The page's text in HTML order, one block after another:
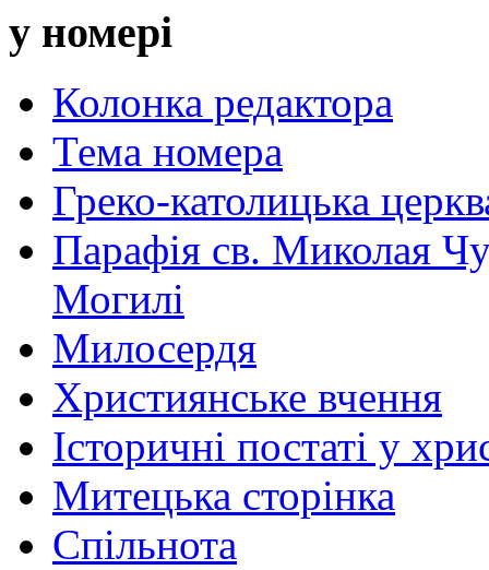
у номері
Колонка редактора
Тема номера
Греко-католицька
Парафія св. Миколая
Могилі
Милосердя
Християнське вчення
Історичні постаті у
Митецька сторінка
Спільнота